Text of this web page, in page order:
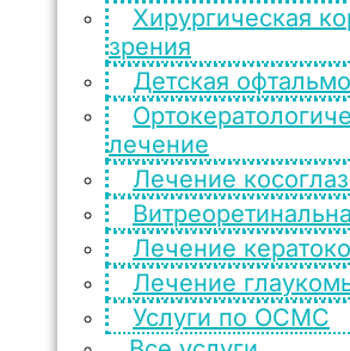
Хирургическая
зрения
Детская
лечение
Лечение
Лечение
Лечение
Услуги по ОСМС